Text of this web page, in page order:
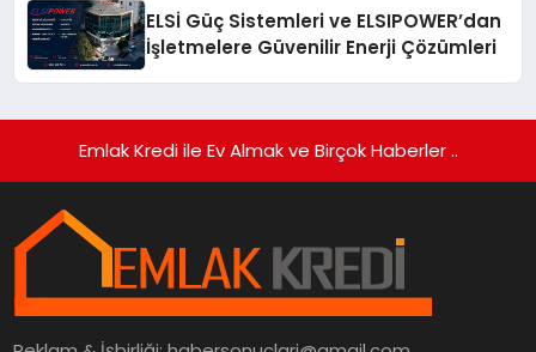
ELSİ Güç Sistemleri ve ELSIPOWER’dan
İşletmelere Güvenilir Enerji Çözümleri
Emlak Kredi ile Ev Almak ve Birçok Haberler ..